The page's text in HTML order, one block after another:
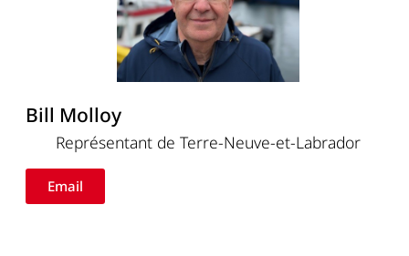
Bill Molloy
Représentant de Terre-Neuve-et-Labrador
Email